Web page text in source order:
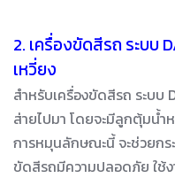
2. เครื่องขัดสีรถ ระบบ
เหวี่ยง
สำหรับเครื่องขัดสีรถ ระบบ
ส่ายไปมา โดยจะมีลูกตุ้มน้ำ
การหมุนลักษณะนี้ จะช่วยกร
ขัดสีรถมีความปลอดภัย ใช้